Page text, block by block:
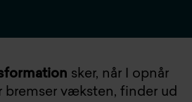
sker, når I opnår
bremser væksten, finder ud